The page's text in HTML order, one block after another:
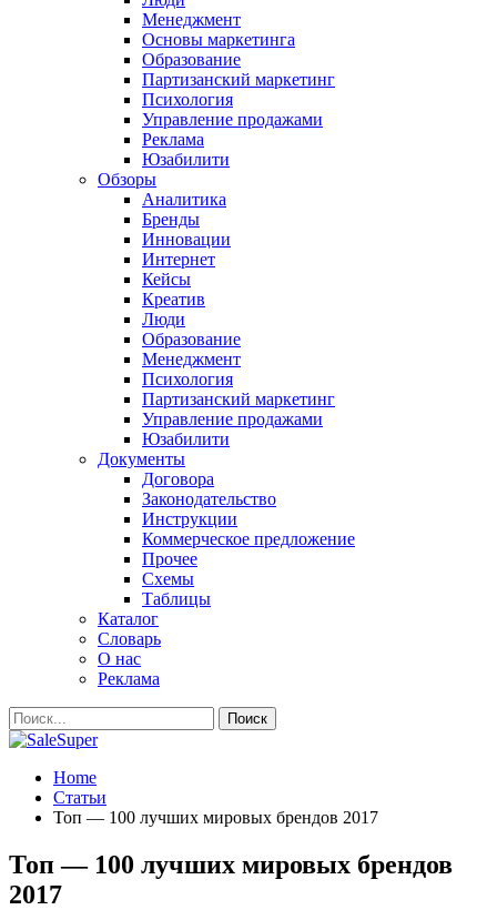
Менеджмент
Основы маркетинга
Образование
Партизанский маркетинг
Психология
Управление продажами
Реклама
Юзабилити
Обзоры
Аналитика
Бренды
Инновации
Интернет
Кейсы
Креатив
Люди
Образование
Менеджмент
Психология
Партизанский маркетинг
Управление продажами
Юзабилити
Документы
Договора
Законодательство
Инструкции
Коммерческое предложение
Прочее
Схемы
Таблицы
Каталог
Словарь
О нас
Реклама
Home
Статьи
Топ — 100 лучших мировых брендов 2017
Топ — 100 лучших мировых брендов
2017